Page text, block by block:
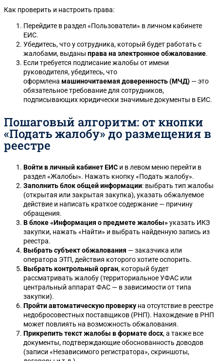
Как проверить и настроить права:
Перейдите в раздел «Пользователи» в личном кабинете
ЕИС.
Убедитесь, что у сотрудника, который будет работать с
жалобами, выданы права на электронное обжалование.
Если требуется подписание жалобы от имени
руководителя, убедитесь, что
оформлена машиночитаемая доверенность (МЧД) — это
обязательное требование для сотрудников,
подписывающих юридически значимые документы в ЕИС.
Пошаговый алгоритм: от кнопки
«Подать жалобу» до размещения в
реестре
Войти в личный кабинет ЕИС и в левом меню перейти в
раздел «Жалобы». Нажать кнопку «Подать жалобу».
Заполнить блок общей информации: выбрать тип жалобы
(открытая или закрытая закупка), указать обжалуемое
действие и написать краткое содержание — причину
обращения.
В блоке «Информация о предмете жалобы»указать ИКЗ
закупки, нажать «Найти» и выбрать найденную запись из
реестра.
Выбрать субъект обжалования — заказчика или
оператора ЭТП, действия которого хотите оспорить.
Выбрать контрольный орган, который будет
рассматривать жалобу (территориальное УФАС или
центральный аппарат ФАС — в зависимости от типа
закупки).
Пройти автоматическую проверку на отсутствие в реестре
недобросовестных поставщиков (РНП). Нахождение в РНП
может повлиять на возможность обжалования.
Прикрепить текст жалобы в формате docx, а также все
документы, подтверждающие обоснованность доводов
(записи «Независимого регистратора», скриншоты,